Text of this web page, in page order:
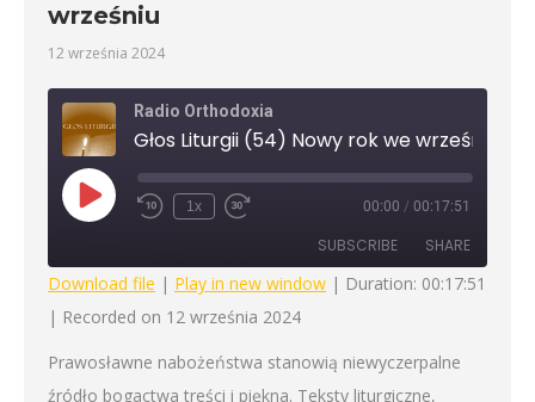
wrześniu
12 września 2024
Radio Orthodoxia
Głos Liturgii (54) Nowy rok we wrześniu
Play
EpisodeRewind
1x
Fast
seconds
00:00 / 00:17:51
SUBSCRIBE SHARE
SHARE
LINK
Download file | Play in new window | Duration: 00:17:51
| Recorded on 12 września 2024
Prawosławne nabożeństwa stanowią niewyczerpalne
źródło bogactwa treści i piękna. Teksty liturgiczne,